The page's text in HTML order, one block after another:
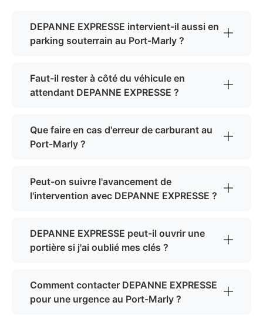
DEPANNE EXPRESSE intervient-il aussi en
parking souterrain au Port-Marly ?
Faut-il rester à côté du véhicule en
attendant DEPANNE EXPRESSE ?
Que faire en cas d'erreur de carburant au
Port-Marly ?
Peut-on suivre l'avancement de
l'intervention avec DEPANNE EXPRESSE ?
DEPANNE EXPRESSE peut-il ouvrir une
portière si j'ai oublié mes clés ?
Comment contacter DEPANNE EXPRESSE
pour une urgence au Port-Marly ?